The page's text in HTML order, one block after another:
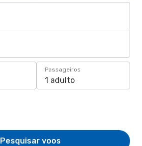
Passageiros
1 adulto
Pesquisar voos